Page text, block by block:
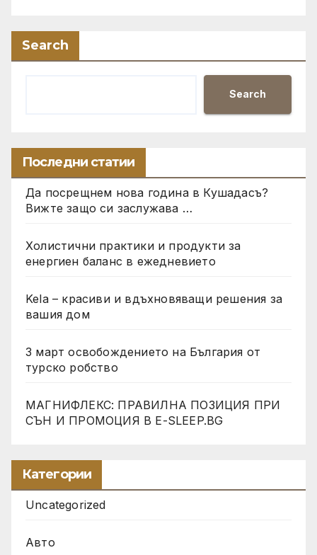
Search
Search
Последни статии
Да посрещнем нова година в Кушадасъ?
Вижте защо си заслужава …
Холистични практики и продукти за
енергиен баланс в ежедневието
Kela – красиви и вдъхновяващи решения за
вашия дом
3 март освобождението на България от
турско робство
МАГНИФЛЕКС: ПРАВИЛНА ПОЗИЦИЯ ПРИ
СЪН И ПРОМОЦИЯ В Е-SLEEP.BG
Категории
Uncategorized
Авто